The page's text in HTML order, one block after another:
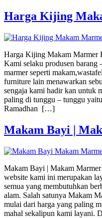
Harga Kijing
Harga Kijing Makam Marmer
Kami selaku produsen barang
marmer seperti
furniture lain menawarkan
sengaja kami hadir kan untuk
paling di tunggu – tunggu
Ramadhan […]
Makam Bayi |
Makam Bayi | Makam
website kami ini merupakan
semua yang membutuhkan
alam. Salah satunya Makam
mulai dari harga yang paling
mahal sekalipun kami layani.